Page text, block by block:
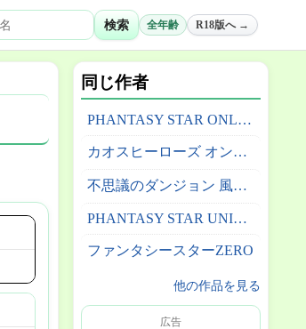
検索 全年齢 R18版へ →
同じ作者
PHANTASY STAR ONLINE 2
カオスヒーローズ オンライン
不思議のダンジョン 風来のシレン3 ～からくり屋敷の眠り姫～
PHANTASY STAR UNIVERSE
ファンタシースターZERO
他の作品を見る
広告